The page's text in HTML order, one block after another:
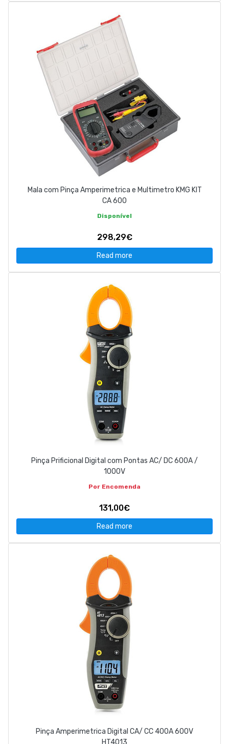
Mala com Pinça Amperimetrica e Multimetro KMG KIT
CA 600
Disponível
298,29€
Read more
Pinça Prificional Digital com Pontas AC/ DC 600A /
1000V
Por Encomenda
131,00€
Read more
Pinça Amperimetrica Digital CA/ CC 400A 600V